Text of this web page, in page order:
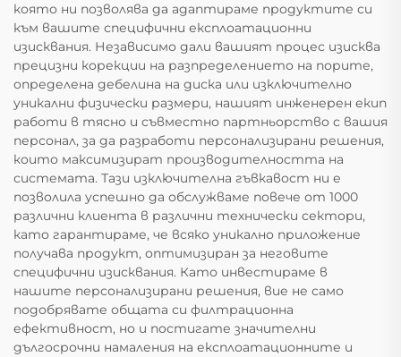
която ни позволява да адаптираме продуктите си
към вашите специфични експлоатационни
изисквания. Независимо дали вашият процес изисква
прецизни корекции на разпределението на порите,
определена дебелина на диска или изключително
уникални физически размери, нашият инженерен екип
работи в тясно и съвместно партньорство с вашия
персонал, за да разработи персонализирани решения,
които максимизират производителността на
системата. Тази изключителна гъвкавост ни е
позволила успешно да обслужваме повече от 1000
различни клиента в различни технически сектори,
като гарантираме, че всяко уникално приложение
получава продукт, оптимизиран за неговите
специфични изисквания. Като инвестираме в
нашите персонализирани решения, вие не само
подобрявате общата си филтрационна
ефективност, но и постигате значителни
дългосрочни намаления на експлоатационните и